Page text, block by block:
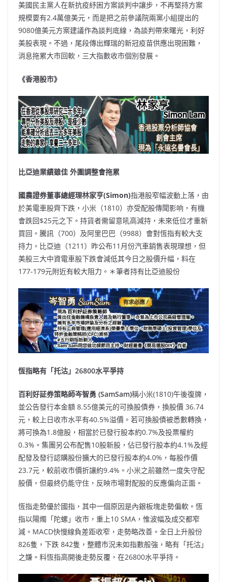
美國民主黨人在新抗疫紓困方案談判中讓步，不再堅持方案
規模要有2.4萬億美元，而是把之前參議院兩黨小組提出的
9080億美元方案建議作為談判底線，為談判帶來曙光，利好
美股表現。不過，尾段傳出輝瑞的新冠疫苗供應出現困難，
消息拖累大市回軟，三大指數收市個別發展。
《香港股市》
比亞迪業績雖佳 外圍調整會拖累
國農證券董事總經理林家亨(Simon)指港股窄幅波動上落，由
於美電車股齊下跌，小米（1810）亦受配股傳聞影响，有機
會跌回$25元之下。持貨者需留意吼高減持，未來低位才重新
買回。騰訊（700）及阿里巴巴（9988）會對恆指有較大支
持力，比亞迪（1211）昨公布11月份汽車銷售表現理想，但
美股三大中資電車股下跌會減低其今日之股價升幅，料在
177-179元附近有較大阻力。＊筆者持有比亞迪股份
恆指略有「托沽」26800水平爭持
百利好証券策略師岑智勇 (SamSam)稱小米(1810)午後復牌，
並公告發行本金額 8.55億美元的可換股債券，換股價 36.74
元，較上日收市水平有40.5%溢價。若可換股債被悉數轉換，
將可換為1.8億股，相當於已發行股本約0.7%及投票權約
0.3%。集團另公布配售10股新股，佔已發行股本約4.1%及經
配發及發行認購股份擴大的已發行股本約4.0%，每股作價
23.7元，較前收市價折讓約9.4%。小米之前雖然一度失守配
股價，但最終仍能守住，反映市場對配股的反應偏向正面。
恆指走勢優於國指，其中一個原因是內銀板塊走勢偏軟。恆
指以陽燭「陀螺」收市，重上10 SMA，惟波幅及成交都窄
減。MACD快慢線負差距收窄，走勢略改善。全日上升股份
826隻，下跌 842隻，整體市況未如指數般強，略有「托沽」
之嫌。料恆指高開後走勢反覆，在26800水平爭持。